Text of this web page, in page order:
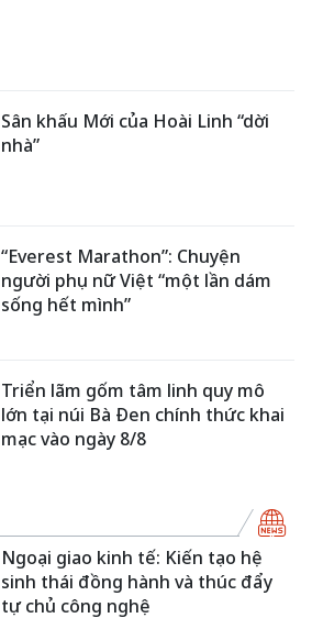
Sân khấu Mới của Hoài Linh “dời
nhà”
“Everest Marathon”: Chuyện
người phụ nữ Việt “một lần dám
sống hết mình”
Triển lãm gốm tâm linh quy mô
lớn tại núi Bà Đen chính thức khai
mạc vào ngày 8/8
Ngoại giao kinh tế: Kiến tạo hệ
sinh thái đồng hành và thúc đẩy
tự chủ công nghệ